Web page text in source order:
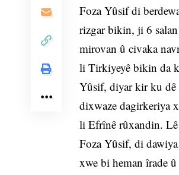
Foza Yûsif di
rizgar bikin, ji 6
mirovan û civaka
li Tirkiyeyê bikin da
Yûsif, diyar kir ku
dixwaze dagirkeriya
li Efrînê rûxandin.
Foza Yûsif, di
xwe bi heman îrade